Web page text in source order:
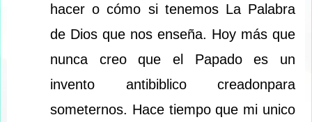
hacer o cómo si tenemos La Palabra
de Dios que nos enseña. Hoy más que
nunca creo que el Papado es un
invento antibiblico creadonpara
someternos. Hace tiempo que mi unico